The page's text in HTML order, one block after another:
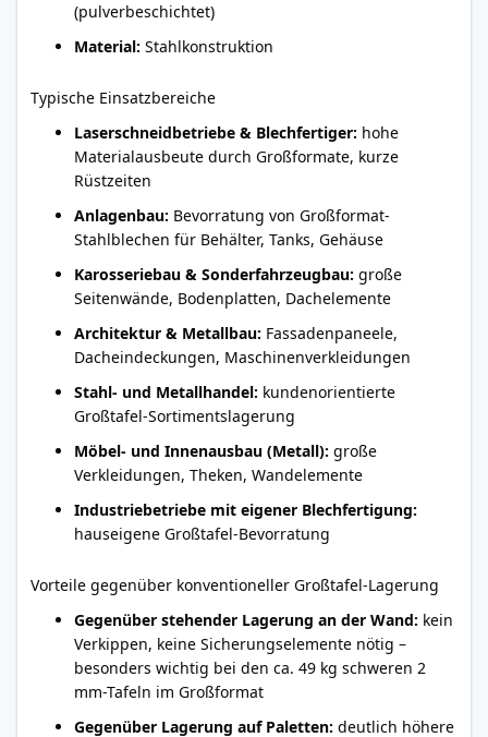
(pulverbeschichtet)
Material: Stahlkonstruktion
Typische Einsatzbereiche
Laserschneidbetriebe & Blechfertiger: hohe
Materialausbeute durch Großformate, kurze
Rüstzeiten
Anlagenbau: Bevorratung von Großformat-
Stahlblechen für Behälter, Tanks, Gehäuse
Karosseriebau & Sonderfahrzeugbau: große
Seitenwände, Bodenplatten, Dachelemente
Architektur & Metallbau: Fassadenpaneele,
Dacheindeckungen, Maschinenverkleidungen
Stahl- und Metallhandel: kundenorientierte
Großtafel-Sortimentslagerung
Möbel- und Innenausbau (Metall): große
Verkleidungen, Theken, Wandelemente
Industriebetriebe mit eigener Blechfertigung:
hauseigene Großtafel-Bevorratung
Vorteile gegenüber konventioneller Großtafel-Lagerung
Gegenüber stehender Lagerung an der Wand: kein
Verkippen, keine Sicherungselemente nötig –
besonders wichtig bei den ca. 49 kg schweren 2
mm-Tafeln im Großformat
Gegenüber Lagerung auf Paletten: deutlich höhere